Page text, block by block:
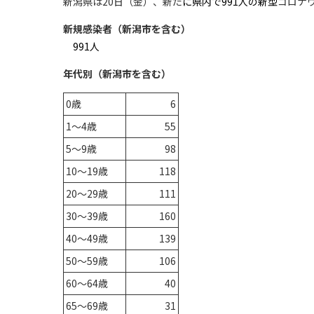
新規感染者（新潟市を含む）
991人
年代別（新潟市を含む）
0歳
6
1～4歳
55
5～9歳
98
10～19歳
118
20～29歳
111
30～39歳
160
40～49歳
139
50～59歳
106
60～64歳
40
65～69歳
31